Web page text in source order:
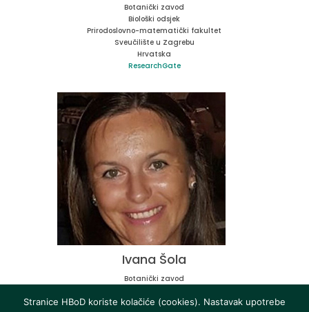
Botanički zavod
Biološki odsjek
Prirodoslovno-matematički fakultet
Sveučilište u Zagrebu
Hrvatska
ResearchGate
Ivana Šola
Botanički zavod
Prirodoslovno-matematički fakultet
Stranice HBoD koriste kolačiće (cookies). Nastavak upotrebe